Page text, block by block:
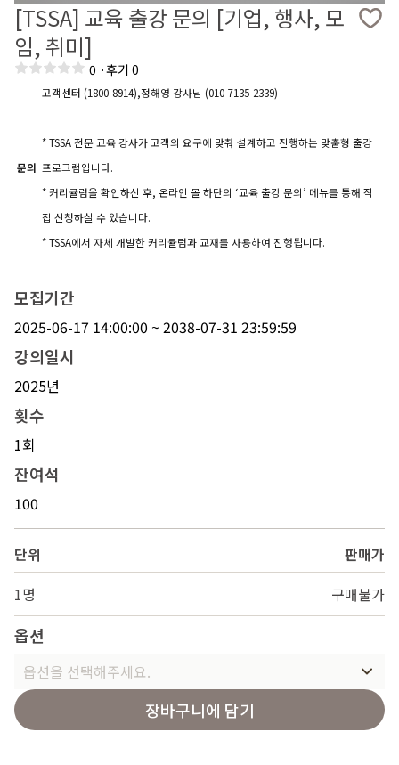
[TSSA] 교육 출강 문의 [기업, 행사, 모
임, 취미]
0 ·후기 0
문의
고객센터 (1800-8914),정해영 강사님 (010-7135-2339)
* TSSA 전문 교육 강사가 고객의 요구에 맞춰 설계하고 진행하는 맞춤형 출강
프로그램입니다.
* 커리큘럼을 확인하신 후, 온라인 몰 하단의 ‘교육 출강 문의’ 메뉴를 통해 직
접 신청하실 수 있습니다.
* TSSA에서 자체 개발한 커리큘럼과 교재를 사용하여 진행됩니다.
모집기간
2025-06-17 14:00:00 ~ 2038-07-31 23:59:59
강의일시
2025년
횟수
1회
잔여석
100
단위
판매가
1명
구매불가
옵션
옵션을 선택해주세요.
장바구니에 담기